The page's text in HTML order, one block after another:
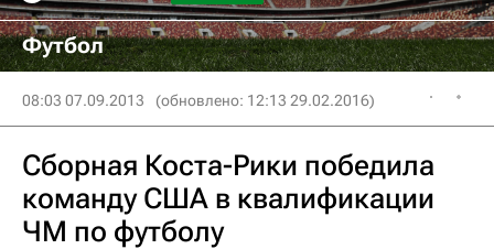
Футбол
08:03 07.09.2013 (обновлено: 12:13 29.02.2016)
Сборная Коста-Рики победила
команду США в квалификации
ЧМ по футболу